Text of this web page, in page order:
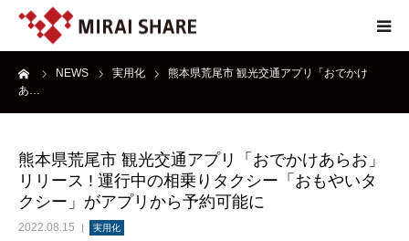
NEWS 実用化
熊本県荒尾市 観光交通アプリ「おでかけ
あ…
熊本県荒尾市 観光交通アプリ「おでかけあらお」
リリース ! 運行中の相乗りタクシー「おもやいタ
クシー」がアプリから予約可能に
2022.08.15 実用化
NEWS
SERVICE
REPORT